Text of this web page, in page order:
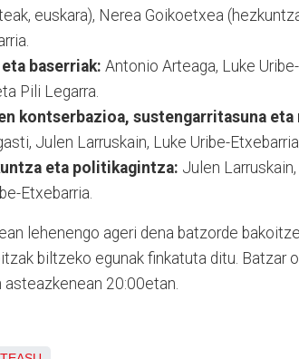
euskara), Nerea Goikoetxea
baserriak: Antonio Arteaga, Luke
Pili Legarra.
kontserbazioa, sustengarritasuna eta
Julen Larruskain, Luke Uribe-
eta politikagintza: Julen
Etxebarria.
lehenengo ageri dena batzorde
biltzeko egunak finkatuta ditu. Batzar
asteazkenean 20:00etan.